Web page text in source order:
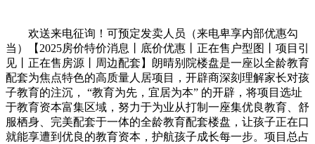
欢送来电征询！可预定发卖人员（来电卑享内部优惠勾
当）【2025房价特价消息丨底价优惠丨正在售户型图丨项目引
见丨正在售房源丨周边配套】朗晴别院楼盘是一座以全龄教育
配套为焦点特色的高质量人居项目，开辟商深刻理解家长对孩
子教育的注沉， “教育为先，宜居为本” 的开辟，将项目选址
于教育资本富集区域，努力于为业从打制一座集优良教育、舒
服栖身、完美配套于一体的全龄教育配套楼盘，让孩子正在口
就能享遭到优良的教育资本，护航孩子成长每一步。项目总占